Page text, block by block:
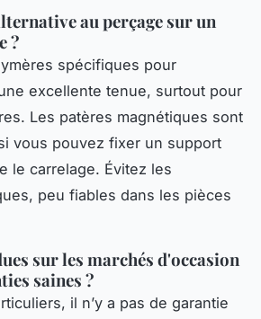
au perçage sur un
?
spécifiques pour
excellente tenue, surtout pour
Les patères magnétiques sont
vous pouvez fixer un support
le carrelage. Évitez les
peu fiables dans les pièces
sur les marchés d'occasion
saines ?
il n’y a pas de garantie